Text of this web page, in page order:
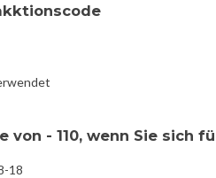
von - 110, wenn Sie sich
18